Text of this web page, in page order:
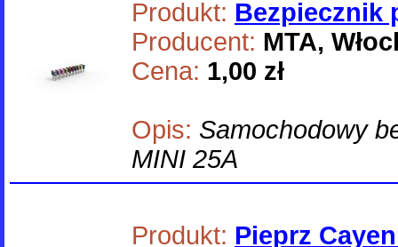
Produkt: Bezpiecznik
Producent: MTA,
Cena: 1,00 zł
Opis: Samochodowy
MINI 25A
Produkt: Pieprz